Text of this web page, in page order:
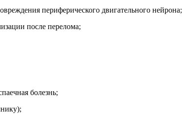
периферического двигательного нейрона;
после перелома;
болезнь;